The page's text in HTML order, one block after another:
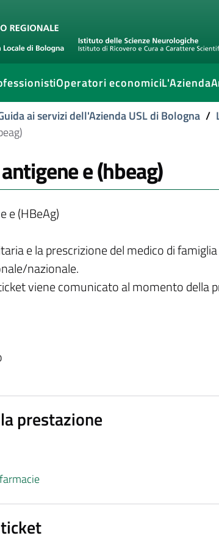
Operatori economiciL'Azienda
ai servizi dell'Azienda USL di Bologna /
e (hbeag)
e (HBeAg)
e la prescrizione del medico di
nazionale.
viene comunicato al momento della
prestazione
farmacie